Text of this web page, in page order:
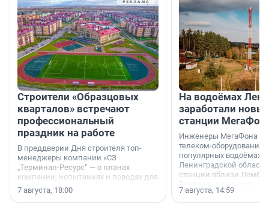
Строители «Образцовых
кварталов» встречают
профессиональный
праздник на работе
В преддверии Дня строителя топ-
менеджеры компании «СЗ
„Терминал-Ресурс“ — о планах
компании, испытаниях и поводах для
осторожного оптимизма.
7 августа, 18:00
На водоёмах
заработали
станции
Инженеры МегаФона
телеком-оборудование
популярных водоёмах
Ленинградской
станции вблизи
недалеко от Большого
водопада.
7 августа, 14:59